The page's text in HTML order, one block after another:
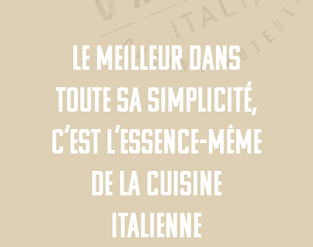
Le meilleur dans
toute sa simplicité,
c’est l’essence-même
de la cuisine
italienne